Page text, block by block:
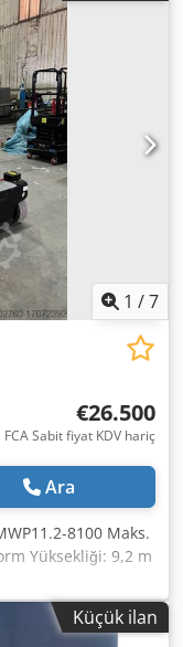
1 /7
€26.500
FCA Sabit fiyat KDV hariç
Ara
8100 Maks.
Yüksekliği: 9,2 m
Yükseklik: 7,89 m
2,53 m Toplam
1.99 m
Küçük ilan